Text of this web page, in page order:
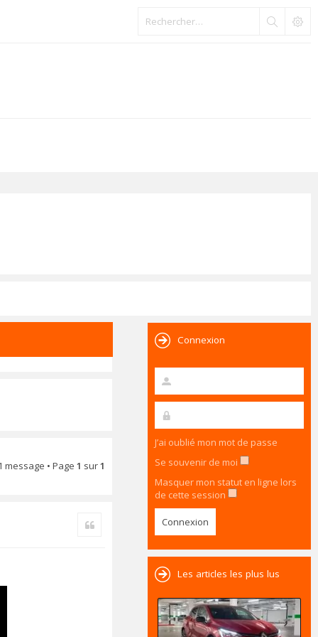
message • Page 1 sur1
Connexion
J’ai oublié mon mot de passe
Se souvenir de moi
Masquer mon statut en ligne lors
de cette session
Les articles les plus lus